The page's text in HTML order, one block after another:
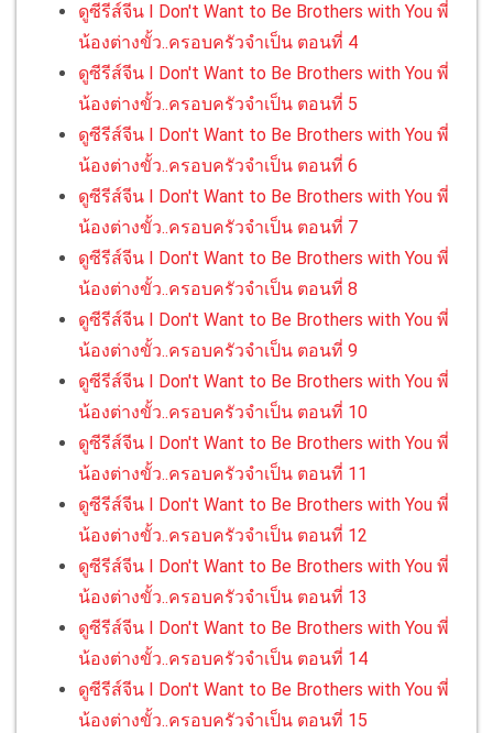
ดูซีรีส์จีน I Don't Want to Be Brothers with You พี่
น้องต่างขั้ว..ครอบครัวจำเป็น ตอนที่ 4
ดูซีรีส์จีน I Don't Want to Be Brothers with You พี่
น้องต่างขั้ว..ครอบครัวจำเป็น ตอนที่ 5
ดูซีรีส์จีน I Don't Want to Be Brothers with You พี่
น้องต่างขั้ว..ครอบครัวจำเป็น ตอนที่ 6
ดูซีรีส์จีน I Don't Want to Be Brothers with You พี่
น้องต่างขั้ว..ครอบครัวจำเป็น ตอนที่ 7
ดูซีรีส์จีน I Don't Want to Be Brothers with You พี่
น้องต่างขั้ว..ครอบครัวจำเป็น ตอนที่ 8
ดูซีรีส์จีน I Don't Want to Be Brothers with You พี่
น้องต่างขั้ว..ครอบครัวจำเป็น ตอนที่ 9
ดูซีรีส์จีน I Don't Want to Be Brothers with You พี่
น้องต่างขั้ว..ครอบครัวจำเป็น ตอนที่ 10
ดูซีรีส์จีน I Don't Want to Be Brothers with You พี่
น้องต่างขั้ว..ครอบครัวจำเป็น ตอนที่ 11
ดูซีรีส์จีน I Don't Want to Be Brothers with You พี่
น้องต่างขั้ว..ครอบครัวจำเป็น ตอนที่ 12
ดูซีรีส์จีน I Don't Want to Be Brothers with You พี่
น้องต่างขั้ว..ครอบครัวจำเป็น ตอนที่ 13
ดูซีรีส์จีน I Don't Want to Be Brothers with You พี่
น้องต่างขั้ว..ครอบครัวจำเป็น ตอนที่ 14
ดูซีรีส์จีน I Don't Want to Be Brothers with You พี่
น้องต่างขั้ว..ครอบครัวจำเป็น ตอนที่ 15